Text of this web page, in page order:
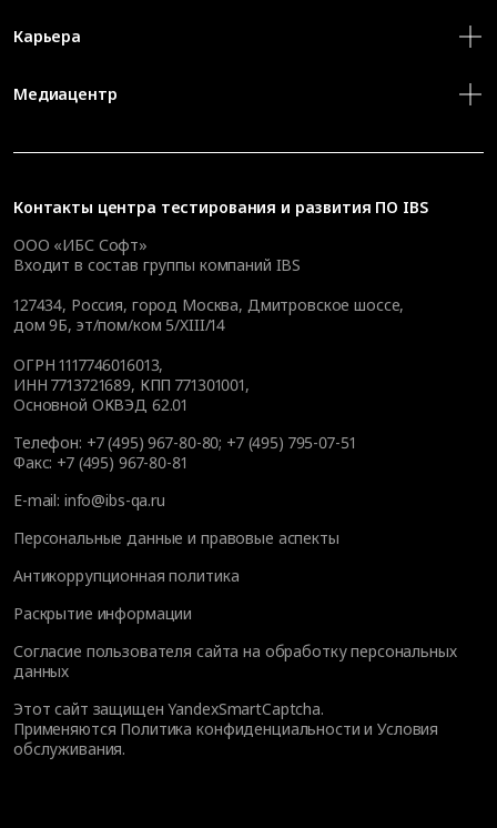
Контакты центра тестирования и развития ПО IBS
ООО «ИБС Софт»
Входит в состав группы компаний IBS
127434, Россия, город Москва, Дмитровское шоссе,
дом 9Б, эт/пом/ком 5/XIII/14
ОГРН 1117746016013,
ИНН 7713721689, КПП 771301001,
Основной ОКВЭД 62.01
Телефон: +7 (495) 967-80-80; +7 (495) 795-07-51
Факс: +7 (495) 967-80-81
E-mail: info@ibs-qa.ru
Персональные данные и правовые аспекты
Антикоррупционная политика
Раскрытие информации
Согласие пользователя сайта на обработку персональных
данных
Этот сайт защищен YandexSmartCaptcha.
Применяются Политика конфиденциальности иУсловия
обслуживания.
Карьера
Медиацентр